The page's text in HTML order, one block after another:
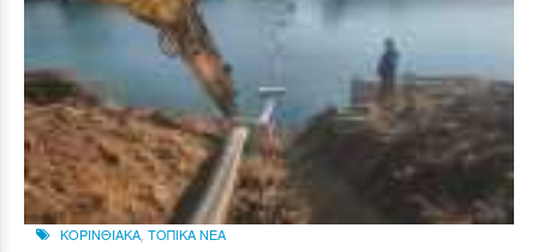
ΚΟΡΙΝΘΙΑΚΑ, ΤΟΠΙΚΑ ΝΕΑ